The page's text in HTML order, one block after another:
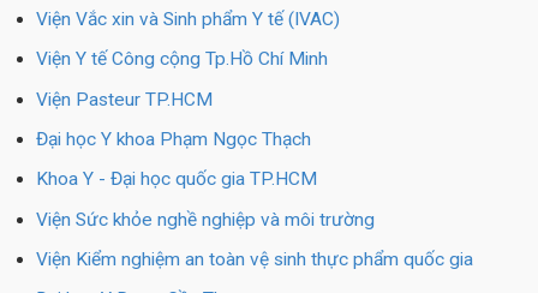
Viện Vắc xin và Sinh phẩm Y tế (IVAC)
Viện Y tế Công cộng Tp.Hồ Chí Minh
Viện Pasteur TP.HCM
Đại học Y khoa Phạm Ngọc Thạch
Khoa Y - Đại học quốc gia TP.HCM
Viện Sức khỏe nghề nghiệp và môi trường
Viện Kiểm nghiệm an toàn vệ sinh thực phẩm quốc gia